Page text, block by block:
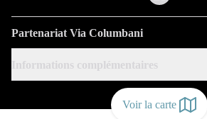
Voir la carte
Partenariat Via Columbani
Informations complémentaires